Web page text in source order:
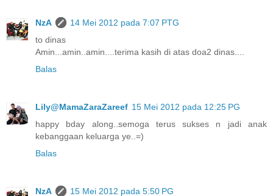
NzA
14 Mei 2012 pada 7:07 PTG
to dinas
Amin...amin..amin....terima kasih di atas doa2 dinas....
Balas
Lily@MamaZaraZareef 15 Mei 2012 pada 12:25 PG
happy bday along..semoga terus sukses n jadi anak
kebanggaan keluarga ye..=)
Balas
NzA
15 Mei 2012 pada 5:50 PG